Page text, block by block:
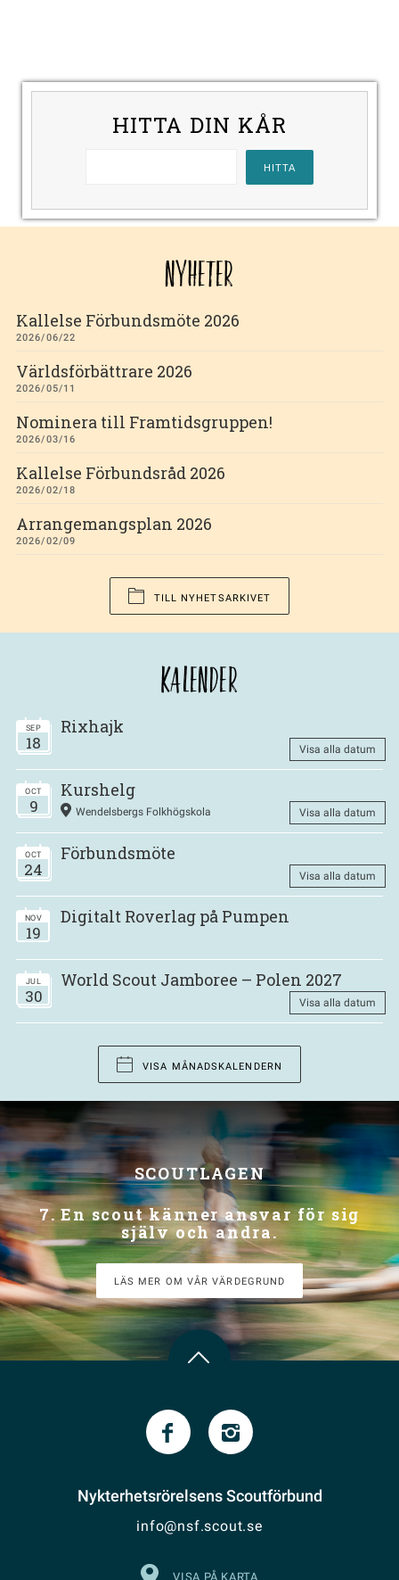
HITTA DIN KÅR
NYHETER
Kallelse Förbundsmöte 2026
2026/06/22
Världsförbättrare 2026
2026/05/11
Nominera till Framtidsgruppen!
2026/03/16
Kallelse Förbundsråd 2026
2026/02/18
Arrangemangsplan 2026
2026/02/09
TILL NYHETSARKIVET
KALENDER
SEP
18
Rixhajk
Visa alla datum
OCT
9
Kurshelg
Wendelsbergs Folkhögskola Visa alla datum
OCT
24
Förbundsmöte
Visa alla datum
NOV
19
Digitalt Roverlag på Pumpen
JUL
30
World Scout Jamboree – Polen 2027
Visa alla datum
VISA MÅNADSKALENDERN
SCOUTLAGEN
7. En scout känner ansvar för sig
själv och andra.
LÄS MER OM VÅR VÄRDEGRUND
Nykterhetsrörelsens Scoutförbund
info@nsf.scout.se
VISA PÅ KARTA